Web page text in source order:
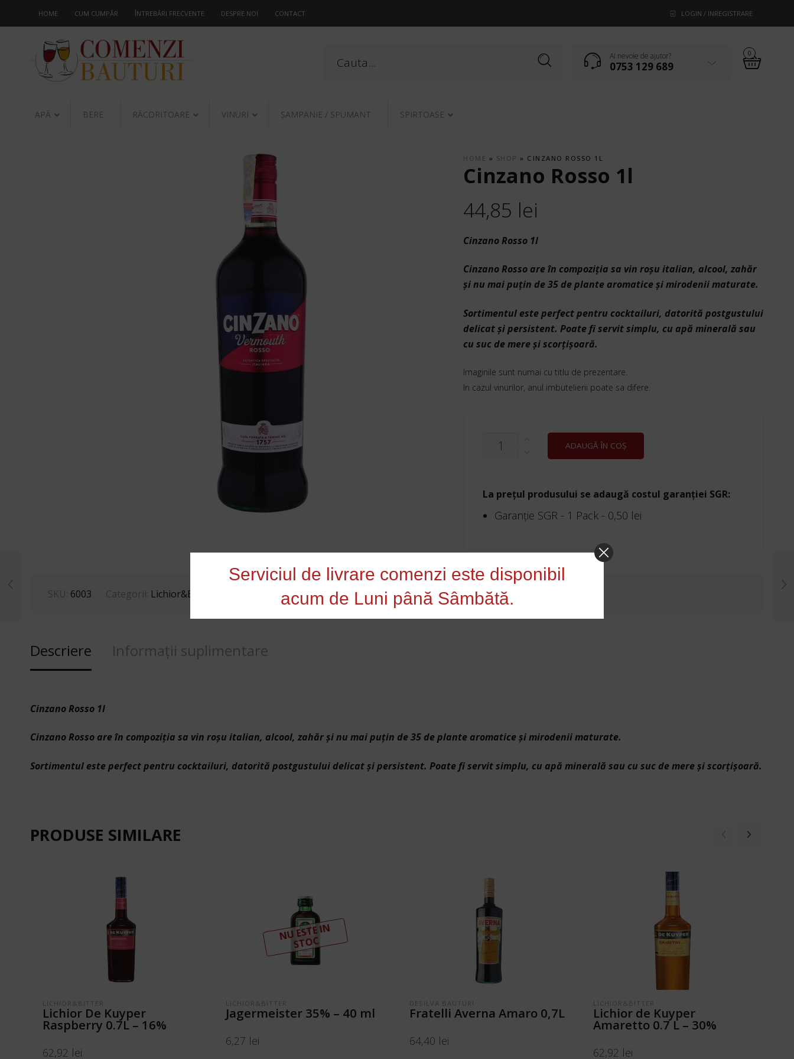
HOME CUM CUMPĂR ÎNTREBĂRI FRECVENTE DESPRE NOI CONTACT LOGIN / INREGISTRARE
Ai nevoie de ajutor?
0753 129 689
0
APĂ BERE RĂCORITOARE VINURI ŞAMPANIE / SPUMANT SPIRTOASE
HOME » SHOP » CINZANO ROSSO 1L
Cinzano Rosso 1l
44,85 lei
Cinzano Rosso 1l
Cinzano Rosso are în compoziţia sa vin roşu italian, alcool, zahăr
şi nu mai puţin de 35 de plante aromatice şi mirodenii maturate.
Sortimentul este perfect pentru cocktailuri, datorită postgustului
delicat şi persistent. Poate fi servit simplu, cu apă minerală sau
cu suc de mere şi scorţişoară.
Imaginile sunt numai cu titlu de prezentare.
In cazul vinurilor, anul imbutelierii poate sa difere.
CINZANO
ADAUGĂ ÎN COȘ
La prețul produsului se adaugă costul garanției SGR:
Garanţie SGR - 1 Pack - 0,50 lei
SKU: 6003 Categorii: Lichior&Bitter
Descriere Informații suplimentare
Cinzano Rosso 1l
Cinzano Rosso are în compoziţia sa vin roşu italian, alcool, zahăr şi nu mai puţin de 35 de plante aromatice şi mirodenii maturate.
Sortimentul este perfect pentru cocktailuri, datorită postgustului delicat şi persistent. Poate fi servit simplu, cu apă minerală sau cu suc de mere şi scorţişoară.
PRODUSE SIMILARE
LICHIOR&BITTER
Lichior De Kuyper
Raspberry 0.7L – 16%
62,92 lei
N
U ESTE I
N
ST
OC
LICHIOR&BITTER
Jagermeister 35% – 40 ml
6,27 lei
DESILVA BAUTURI
Fratelli Averna Amaro 0,7L
64,40 lei
LICHIOR&BITTER
Lichior de Kuyper
Amaretto 0.7 L – 30%
62,92 lei
Serviciul de livrare comenzi este disponibil
acum de Luni până Sâmbătă.